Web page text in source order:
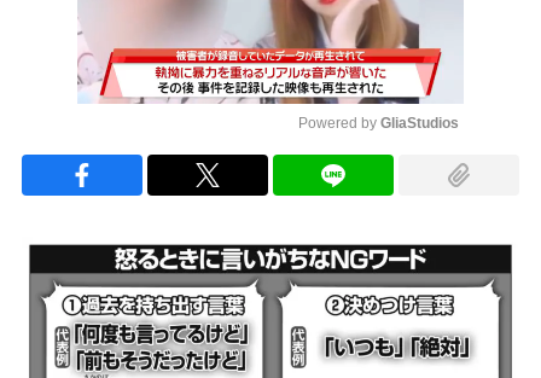
Powered by GliaStudios